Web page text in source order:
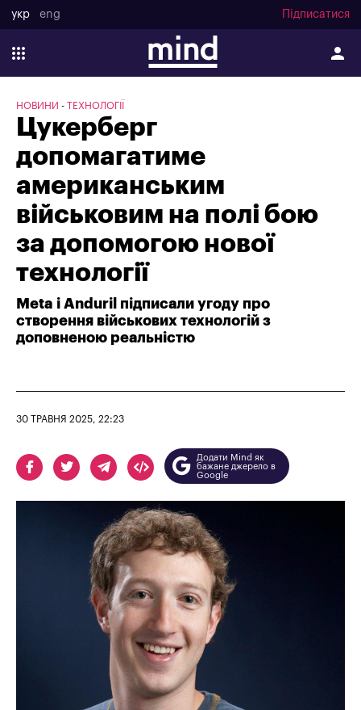
укр eng Підписатися
НОВИНИ ТЕХНОЛОГІЇ
Цукерберг
допомагатиме
американським
військовим на полі бою
за допомогою нової
технології
Meta і Anduril підписали угоду про
створення військових технологій з
доповненою реальністю
30 ТРАВНЯ 2025, 22:23
Додати Mind як
бажане джерело в
Google